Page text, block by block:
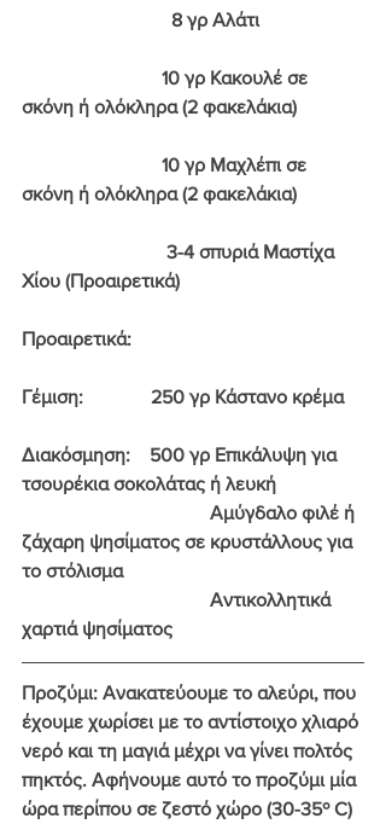
                               8 γρ Αλάτι
σκόνη ή ολόκληρα (2 φακελάκια)
σκόνη ή ολόκληρα (2 φακελάκια)
Χίου (Προαιρετικά)
Προαιρετικά:
Γέμιση:
           250 γρ Κάστανο κρέμα
Διακόσμηση:
  500 γρ Επικάλυψη για
τσουρέκια σοκολάτας ή λευκή
ζάχαρη ψησίματος σε κρυστάλλους για
το στόλισμα
χαρτιά ψησίματος
Προζύμι: Ανακατεύουμε το αλεύρι, που
έχουμε χωρίσει με το αντίστοιχο χλιαρό
νερό και τη μαγιά μέχρι να γίνει πολτός
πηκτός. Αφήνουμε αυτό το προζύμι μία
ώρα περίπου σε ζεστό χώρο (30-35º C)